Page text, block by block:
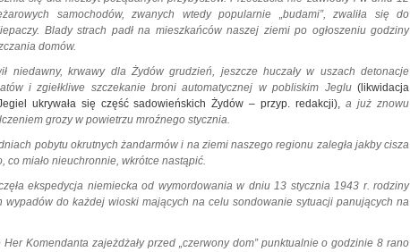
samochodów, zwanych wtedy popularnie „budami”, zwaliła się do
Blady strach padł na mieszkańców naszej ziemi po ogłoszeniu godziny
domów.
niedawny, krwawy dla Żydów grudzień, jeszcze huczały w uszach detonacje
i zgiełkliwe szczekanie broni automatycznej w pobliskim Jeglu(likwidacja
ukrywała się część sadowieńskich Żydów – przyp. redakcji),a już znowu
grozy w powietrzu mroźnego stycznia.
pobytu okrutnych żandarmów i na ziemi naszego regionu zaległa jakby cisza
co miało nieuchronnie, wkrótce nastąpić.
ekspedycja niemiecka od wymordowania w dniu 13 stycznia 1943 r. rodziny
wypadów do każdej wioski mających na celu sondowanie sytuacji panujących na
Komendanta zajeżdżały przed „czerwony dom” punktualnie o godzinie 8 rano